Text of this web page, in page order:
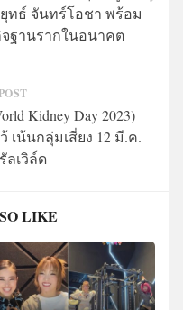
ทธ์ จันทร์โอชา พร้อม
ฐานรากในอนาคต
Kidney Day 2023)
เน้นกลุ่มเสี่ยง 12 มี.ค.
ลเวิล์ด
LIKE